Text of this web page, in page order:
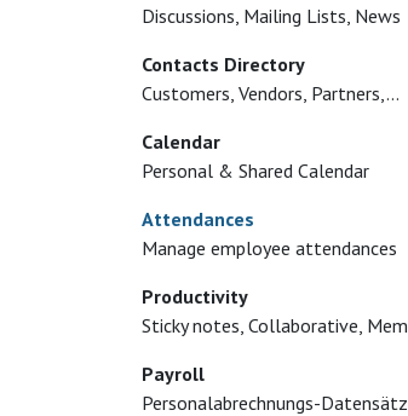
Discussions, Mailing Lists, News
Contacts Directory
Customers, Vendors, Partners,...
Calendar
Personal & Shared Calendar
Attendances
Manage employee attendances
Productivity
Sticky notes, Collaborative,
Payroll
Personalabrechnungs-